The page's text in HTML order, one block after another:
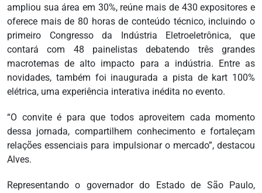
ampliou sua área em 30%, reúne mais de 430 expositores e
oferece mais de 80 horas de conteúdo técnico, incluindo o
primeiro Congresso da Indústria Eletroeletrônica, que
contará com 48 painelistas debatendo três grandes
macrotemas de alto impacto para a indústria. Entre as
novidades, também foi inaugurada a pista de kart 100%
elétrica, uma experiência interativa inédita no evento.
“O convite é para que todos aproveitem cada momento
dessa jornada, compartilhem conhecimento e fortaleçam
relações essenciais para impulsionar o mercado”, destacou
Alves.
Representando o governador do Estado de São Paulo,